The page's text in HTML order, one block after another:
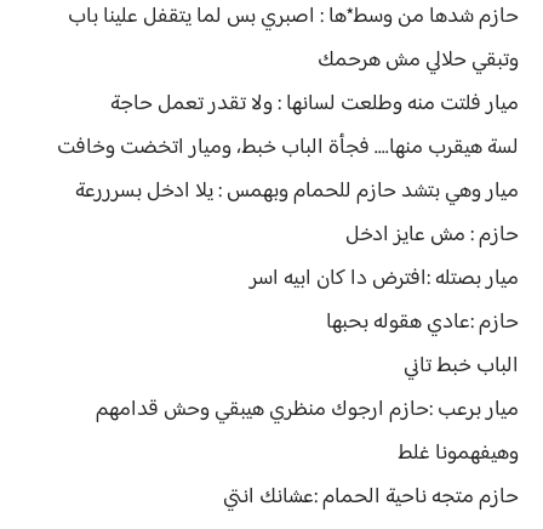
حازم شدها من وسط*ها : اصبري بس لما يتقفل علينا باب
وتبقي حلالي مش هرحمك
ميار فلتت منه وطلعت لسانها : ولا تقدر تعمل حاجة
لسة هيقرب منها.... فجأة الباب خبط، وميار اتخضت وخافت
ميار وهي بتشد حازم للحمام وبهمس : يلا ادخل بسرررعة
حازم : مش عايز ادخل
ميار بصتله :افترض دا كان ابيه اسر
حازم :عادي هقوله بحبها
الباب خبط تاني
ميار برعب :حازم ارجوك منظري هيبقي وحش قدامهم
وهيفهمونا غلط
حازم متجه ناحية الحمام :عشانك انتي